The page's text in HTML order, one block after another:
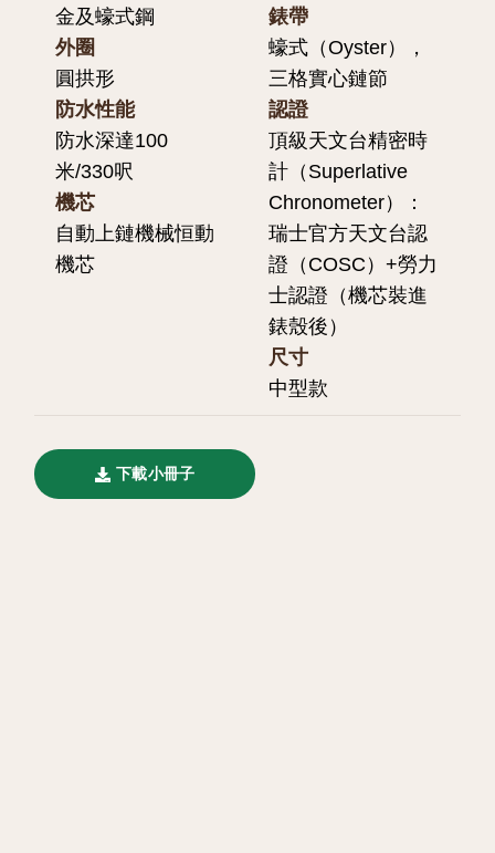
金及蠔式鋼
外圈
圓拱形
防水性能
防水深達100
米/330呎
機芯
自動上鏈機械恒動
機芯
錶帶
蠔式（Oyster），
三格實心鏈節
認證
頂級天文台精密時
計（Superlative
Chronometer）：
瑞士官方天文台認
證（COSC）+勞力
士認證（機芯裝進
錶殼後）
尺寸
中型款
下載小冊子